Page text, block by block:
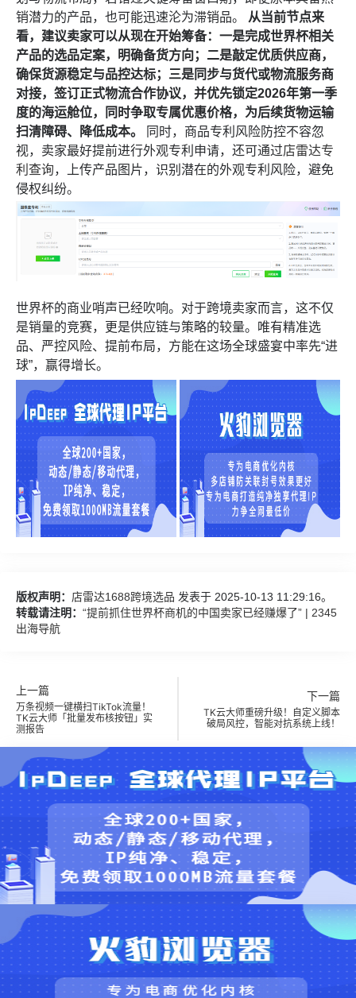
销潜力的产品，也可能迅速沦为滞销品。 从当前节点来
看，建议卖家可以从现在开始筹备：一是完成世界杯相关
产品的选品定案，明确备货方向；二是敲定优质供应商，
确保货源稳定与品控达标；三是同步与货代或物流服务商
对接，签订正式物流合作协议，并优先锁定2026年第一季
度的海运舱位，同时争取专属优惠价格，为后续货物运输
扫清障碍、降低成本。
同时，商品专利风险防控不容忽
视，卖家最好提前进行外观专利申请，还可通过店雷达专
利查询，上传产品图片，识别潜在的外观专利风险，避免
侵权纠纷。
世界杯的商业哨声已经吹响。对于跨境卖家而言，这不仅
是销量的竞赛，更是供应链与策略的较量。唯有精准选
品、严控风险、提前布局，方能在这场全球盛宴中率先“进
球”，赢得增长。
版权声明： 店雷达1688跨境选品 发表于 2025-10-13 11:29:16。
转载请注明： “提前抓住世界杯商机的中国卖家已经赚爆了” | 2345
出海导航
上一篇
万条视频一键横扫TikTok流量！
TK云大师「批量发布核按钮」实
测报告
下一篇
TK云大师重磅升级！自定义脚本
破局风控，智能对抗系统上线！